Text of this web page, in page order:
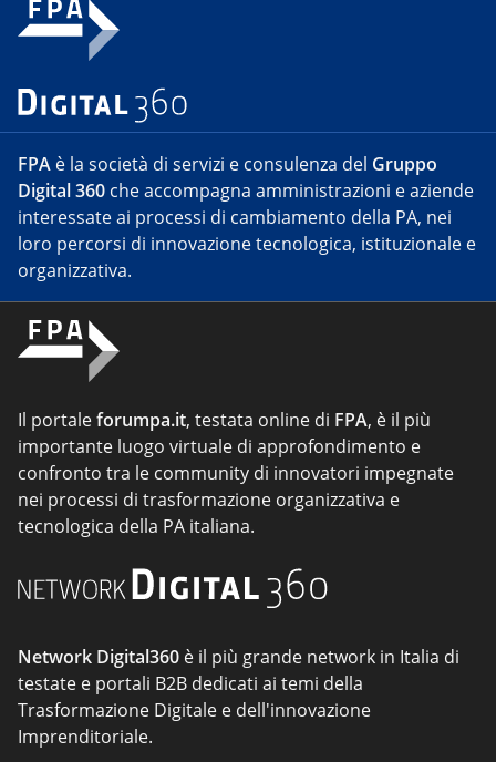
FPA è la società di servizi e consulenza del Gruppo
Digital 360 che accompagna amministrazioni e aziende
interessate ai processi di cambiamento della PA, nei
loro percorsi di innovazione tecnologica, istituzionale e
organizzativa.
Il portaleforumpa.it, testata online di FPA, è il più
importante luogo virtuale di approfondimento e
confronto tra le community di innovatori impegnate
nei processi di trasformazione organizzativa e
tecnologica della PA italiana.
Network Digital360 è il più grande network in Italia di
testate e portali B2B dedicati ai temi della
Trasformazione Digitale e dell'innovazione
Imprenditoriale.